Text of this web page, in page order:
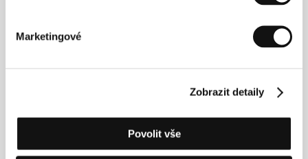
Marketingové
Zobrazit detaily
Povolit vše
Ester Geislerová